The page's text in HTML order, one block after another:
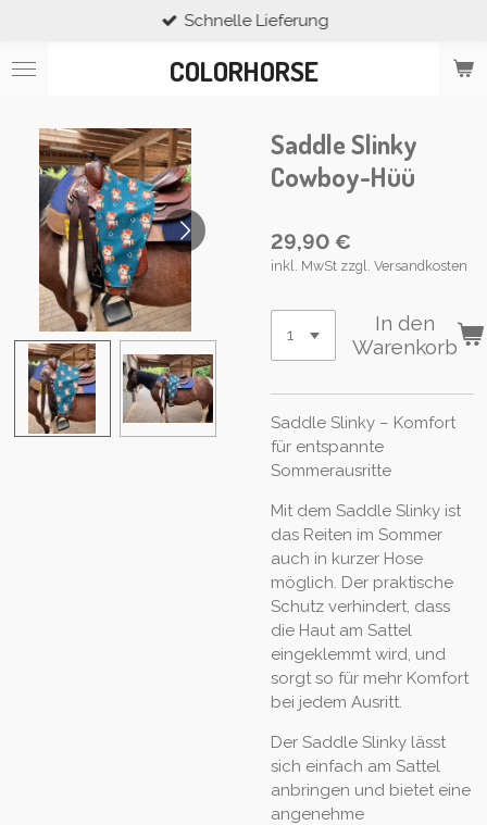
springen
COLORHORSE
Schnelle Lieferung
Saddle Slinky
Cowboy-Hüü
29,90 €
inkl. MwSt zzgl. Versandkosten
In den
Warenkorb
Saddle Slinky – Komfort
für entspannte
Sommerausritte
Mit dem Saddle Slinky ist
das Reiten im Sommer
auch in kurzer Hose
möglich. Der praktische
Schutz verhindert, dass
die Haut am Sattel
eingeklemmt wird, und
sorgt so für mehr Komfort
bei jedem Ausritt.
Der Saddle Slinky lässt
sich einfach am Sattel
anbringen und bietet eine
angenehme